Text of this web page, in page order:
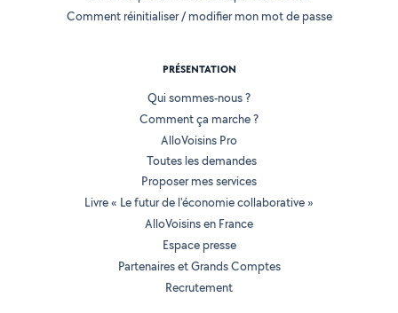
Comment réinitialiser / modifier mon mot de passe
PRÉSENTATION
Qui sommes-nous ?
Comment ça marche ?
AlloVoisins Pro
Toutes les demandes
Proposer mes services
Livre « Le futur de l'économie collaborative »
AlloVoisins en France
Espace presse
Partenaires et Grands Comptes
Recrutement